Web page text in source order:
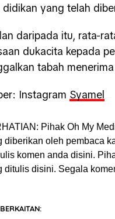
yang telah
daripada itu, rata-
dukacita kepada
tabah
Instagram Syamel
Pihak Oh My
diberikan oleh pembaca
komen anda disini.
ditulis disini. Segala